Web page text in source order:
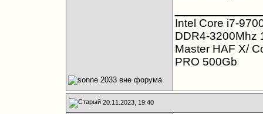
Intel Core i7-
DDR4-3200Mhz
Master HAF X/
PRO 500Gb
20.11.2023, 19:40